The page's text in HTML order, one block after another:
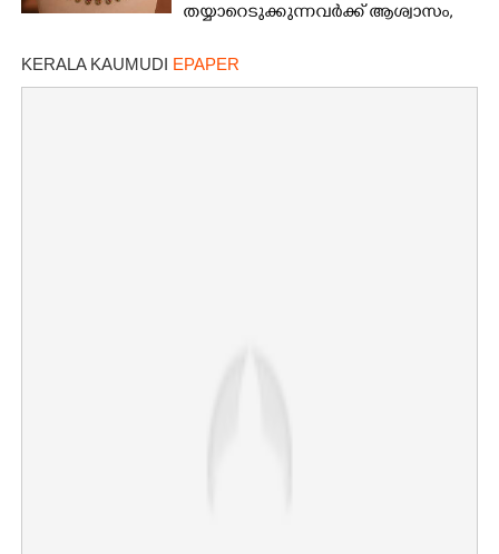
തയ്യാറെടുക്കുന്നവർക്ക് ആശ്വാസം,
KERALA KAUMUDI EPAPER